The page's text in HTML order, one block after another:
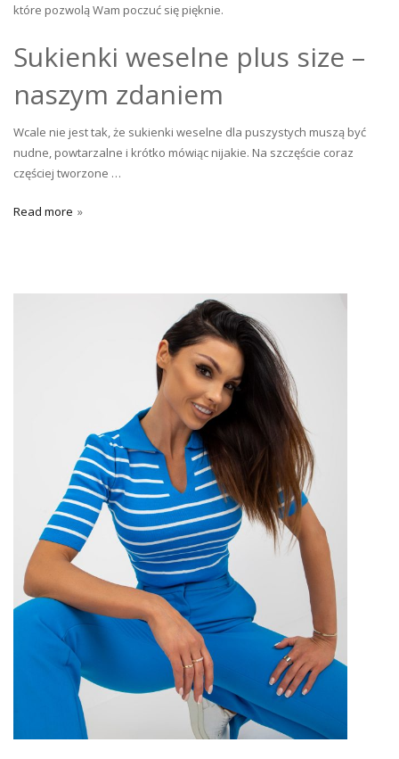
które pozwolą Wam poczuć się pięknie.
Sukienki weselne plus size –
naszym zdaniem
Wcale nie jest tak, że sukienki weselne dla puszystych muszą być
nudne, powtarzalne i krótko mówiąc nijakie. Na szczęście coraz
częściej tworzone …
Read more